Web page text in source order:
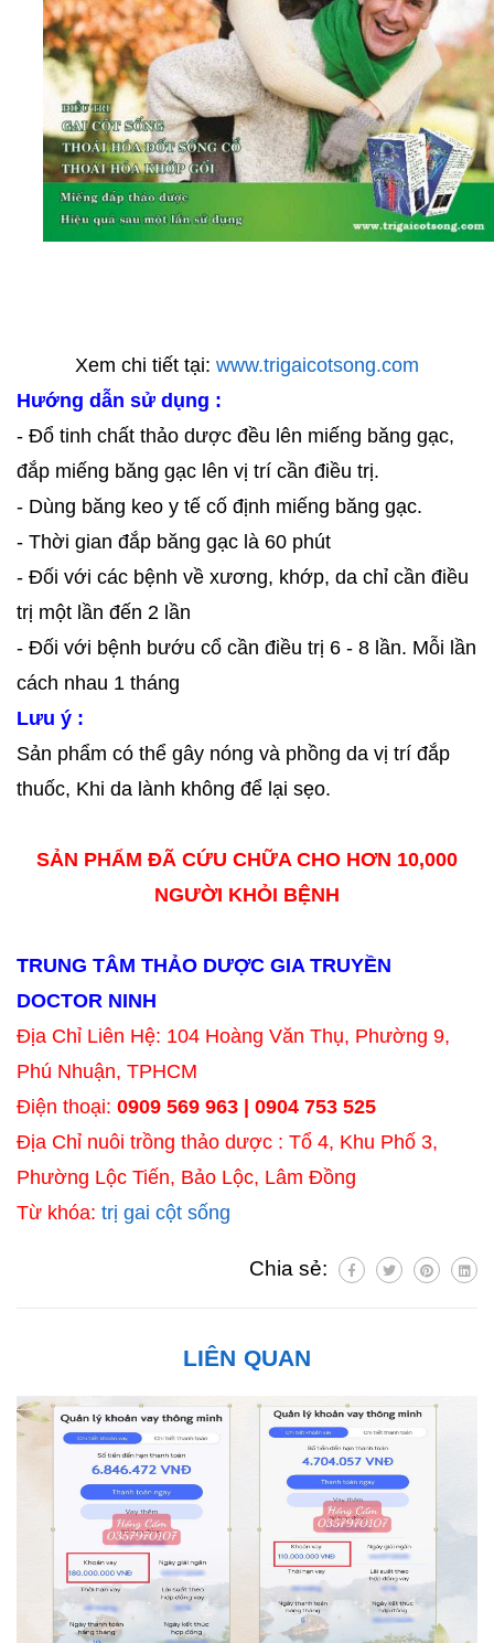
Xem chi tiết tại: www.trigaicotsong.com
Hướng dẫn sử dụng :
- Đổ tinh chất thảo dược đều lên miếng băng gạc,
đắp miếng băng gạc lên vị trí cần điều trị.
- Dùng băng keo y tế cố định miếng băng gạc.
- Thời gian đắp băng gạc là 60 phút
- Đối với các bệnh về xương, khớp, da chỉ cần điều
trị một lần đến 2 lần
- Đối với bệnh bướu cổ cần điều trị 6 - 8 lần. Mỗi lần
cách nhau 1 tháng
Lưu ý :
Sản phẩm có thể gây nóng và phồng da vị trí đắp
thuốc, Khi da lành không để lại sẹo.
SẢN PHẨM ĐÃ CỨU CHỮA CHO HƠN 10,000
NGƯỜI KHỎI BỆNH
TRUNG TÂM THẢO DƯỢC GIA TRUYỀN
DOCTOR NINH
Địa Chỉ Liên Hệ: 104 Hoàng Văn Thụ, Phường 9,
Phú Nhuận, TPHCM
Điện thoại: 0909 569 963 | 0904 753 525
Địa Chỉ nuôi trồng thảo dược : Tổ 4, Khu Phố 3,
Phường Lộc Tiến, Bảo Lộc, Lâm Đồng
Từ khóa: trị gai cột sống
Chia sẻ:
LIÊN QUAN